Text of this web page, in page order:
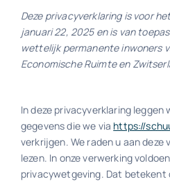
Neem
Deze privacyverklaring is voor
januari 22, 2025 en is van
wettelijk permanente inwoners
Economische Ruimte en
In deze privacyverklaring
gegevens die we via https://
verkrijgen. We raden u aan
lezen. In onze verwerking
privacywetgeving. Dat betekent